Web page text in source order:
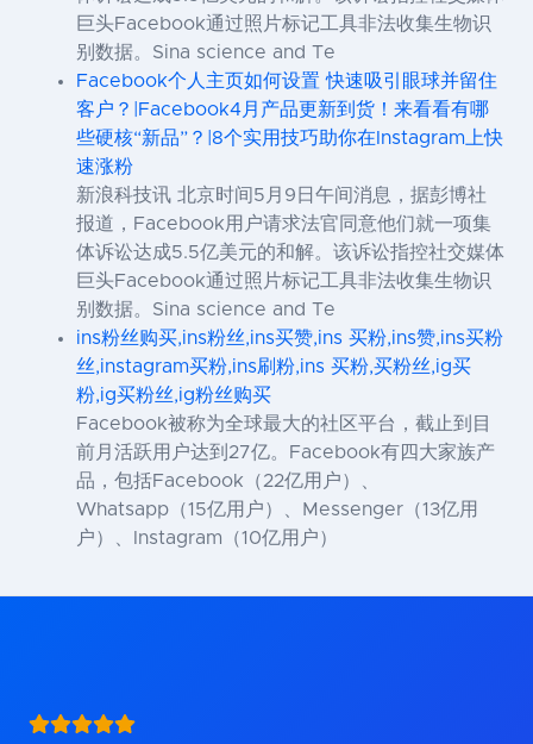
巨头Facebook通过照片标记工具非法收集生物识
别数据。Sina science and Te
Facebook个人主页如何设置 快速吸引眼球并留住
客户？|Facebook4月产品更新到货！来看看有哪
些硬核“新品”？|8个实用技巧助你在Instagram上快
速涨粉
新浪科技讯 北京时间5月9日午间消息，据彭博社
报道，Facebook用户请求法官同意他们就一项集
体诉讼达成5.5亿美元的和解。该诉讼指控社交媒体
巨头Facebook通过照片标记工具非法收集生物识
别数据。Sina science and Te
ins粉丝购买,ins粉丝,ins买赞,ins 买粉,ins赞,ins买粉
丝,instagram买粉,ins刷粉,ins 买粉,买粉丝,ig买
粉,ig买粉丝,ig粉丝购买
Facebook被称为全球最大的社区平台，截止到目
前月活跃用户达到27亿。Facebook有四大家族产
品，包括Facebook（22亿用户）、
Whatsapp（15亿用户）、Messenger（13亿用
户）、Instagram（10亿用户）